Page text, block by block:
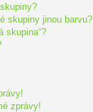
skupiny jinou barvu?
skupina“?
zprávy!